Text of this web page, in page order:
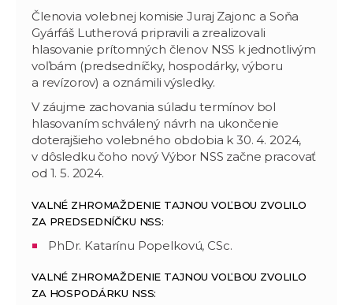
Členovia volebnej komisie Juraj Zajonc a Soňa
Gyárfáš Lutherová pripravili a zrealizovali
hlasovanie prítomných členov NSS k jednotlivým
voľbám (predsedníčky, hospodárky, výboru
a revízorov) a oznámili výsledky.
V záujme zachovania súladu termínov bol
hlasovaním schválený návrh na ukončenie
doterajšieho volebného obdobia k 30. 4. 2024,
v dôsledku čoho nový Výbor NSS začne pracovať
od 1. 5. 2024.
VALNÉ ZHROMAŽDENIE TAJNOU VOĽBOU ZVOLILO
ZA PREDSEDNÍČKU NSS:
PhDr. Katarínu Popelkovú, CSc.
VALNÉ ZHROMAŽDENIE TAJNOU VOĽBOU ZVOLILO
ZA HOSPODÁRKU NSS: